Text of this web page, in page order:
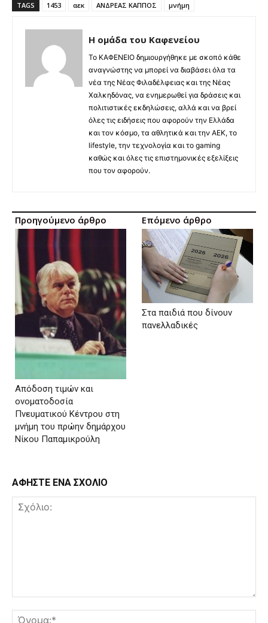
TAGS 1453 αεκ ΑΝΔΡΕΑΣ ΚΑΠΠΟΣ μνήμη
Η ομάδα του Καφενείου
Το ΚΑΦΕΝΕΙΟ δημιουργήθηκε με σκοπό κάθε
αναγνώστης να μπορεί να διαβάσει όλα τα
νέα της Νέας Φιλαδέλφειας και της Νέας
Χαλκηδόνας, να ενημερωθεί για δράσεις και
πολιτιστικές εκδηλώσεις, αλλά και να βρεί
όλες τις ειδήσεις που αφορούν την Ελλάδα
και τον κόσμο, τα αθλητικά και την ΑΕΚ, το
lifestyle, την τεχνολογία και το gaming
καθώς και όλες τις επιστημονικές εξελίξεις
που τον αφορούν.
Προηγούμενο άρθρο
Απόδοση τιμών και
ονοματοδοσία
Πνευματικού Κέντρου στη
μνήμη του πρώην δημάρχου
Νίκου Παπαμικρούλη
Επόμενο άρθρο
Στα παιδιά που δίνουν
πανελλαδικές
ΑΦΗΣΤΕ ΕΝΑ ΣΧΟΛΙΟ